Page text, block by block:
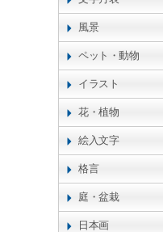
風景
ペット・動物
イラスト
花・植物
絵入文字
格言
庭・盆栽
日本画